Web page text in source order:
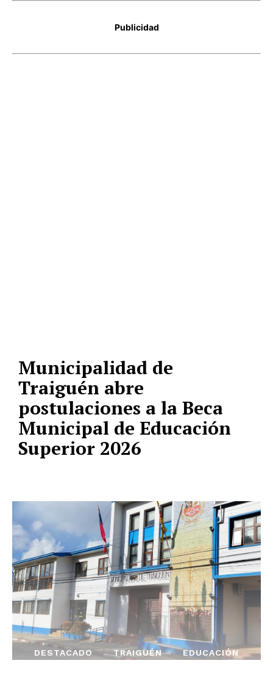
Publicidad